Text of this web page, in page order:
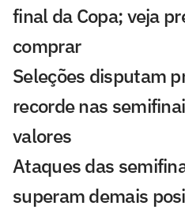
final da Copa; veja
comprar
Seleções disputam
recorde nas
valores
Ataques das
superam demais